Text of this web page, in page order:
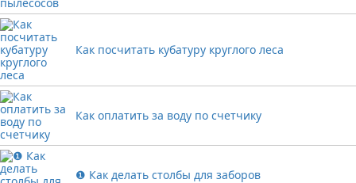
Как посчитать кубатуру круглого леса
Как оплатить за воду по счетчику
❶ Как делать столбы для заборов